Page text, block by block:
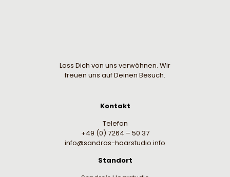
Lass Dich von uns verwöhnen. Wir
freuen uns auf Deinen Besuch.
Kontakt
Telefon
+49 (0) 7264 – 50 37
info@sandras-haarstudio.info
Standort